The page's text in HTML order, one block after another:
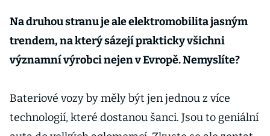
vyčerpají,
očekává Piecha
z MPO
Na druhou stranu je ale elektromobilita jasným
trendem, na který sázejí prakticky všichni
významní výrobci nejen v Evropě. Nemyslíte?
Bateriové vozy by měly být jen jednou z více
technologií, které dostanou šanci. Jsou to geniální